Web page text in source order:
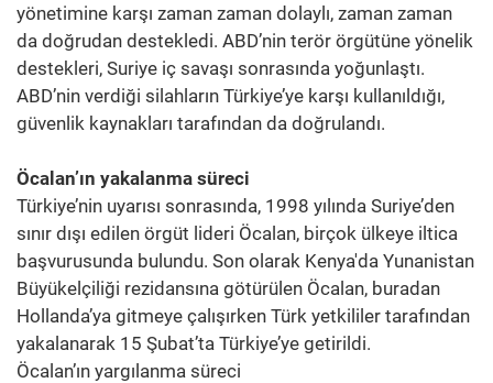
yönetimine karşı zaman zaman dolaylı, zaman zaman
da doğrudan destekledi. ABD’nin terör örgütüne yönelik
destekleri, Suriye iç savaşı sonrasında yoğunlaştı.
ABD’nin verdiği silahların Türkiye’ye karşı kullanıldığı,
güvenlik kaynakları tarafından da doğrulandı.
Öcalan’ın yakalanma süreci
Türkiye’nin uyarısı sonrasında, 1998 yılında Suriye’den
sınır dışı edilen örgüt lideri Öcalan, birçok ülkeye iltica
başvurusunda bulundu. Son olarak Kenya'da Yunanistan
Büyükelçiliği rezidansına götürülen Öcalan, buradan
Hollanda’ya gitmeye çalışırken Türk yetkililer tarafından
yakalanarak 15 Şubat’ta Türkiye’ye getirildi.
Öcalan’ın yargılanma süreci